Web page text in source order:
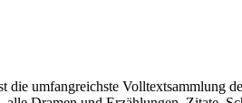
die umfangreichste Volltextsammlung